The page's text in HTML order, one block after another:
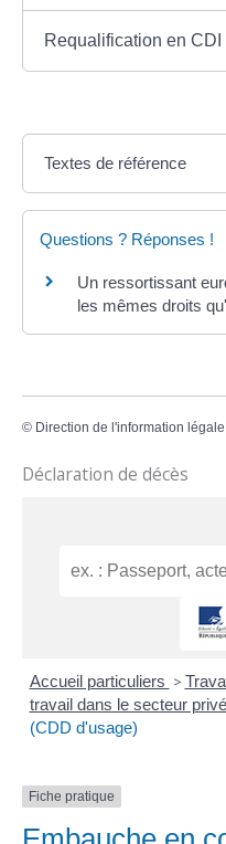
Requalification en CDI
Textes de référence
Questions ? Réponses !
Un ressortissant
les mêmes droits
© Direction de l'information
Déclaration de décès
Accueil particuliers >
travail dans le secteur privé
(CDD d'usage)
Fiche pratique